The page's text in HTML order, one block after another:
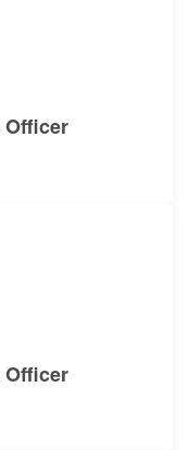
Officer
Officer